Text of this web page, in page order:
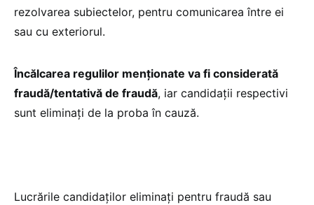
rezolvarea subiectelor, pentru comunicarea între ei
sau cu exteriorul.
Încălcarea regulilor menţionate va fi considerată
fraudă/tentativă de fraudă, iar candidaţii respectivi
sunt eliminaţi de la proba în cauză.
Lucrările candidaţilor eliminaţi pentru fraudă sau